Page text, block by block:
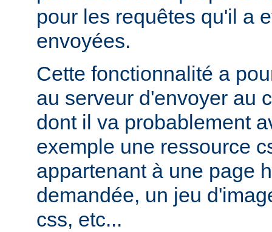
pour les requêtes qu'il a
envoyées.
Cette fonctionnalité a
au serveur d'envoyer au
dont il va probablement
exemple une ressource
appartenant à une page
demandée, un jeu
css, etc...